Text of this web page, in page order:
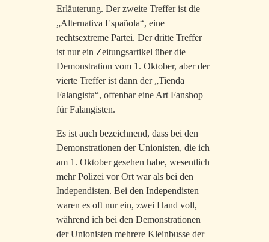
Erläuterung. Der zweite Treffer ist die
„Alternativa Española“, eine
rechtsextreme Partei. Der dritte Treffer
ist nur ein Zeitungsartikel über die
Demonstration vom 1. Oktober, aber der
vierte Treffer ist dann der „Tienda
Falangista“, offenbar eine Art Fanshop
für Falangisten.
Es ist auch bezeichnend, dass bei den
Demonstrationen der Unionisten, die ich
am 1. Oktober gesehen habe, wesentlich
mehr Polizei vor Ort war als bei den
Independisten. Bei den Independisten
waren es oft nur ein, zwei Hand voll,
während ich bei den Demonstrationen
der Unionisten mehrere Kleinbusse der